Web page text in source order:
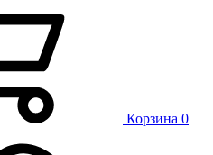
Корзина 0